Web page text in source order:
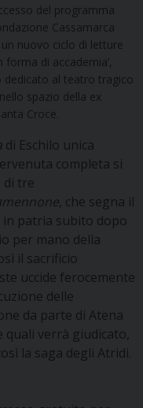
del programma
Cassamarca
nuovo ciclo di letture
forma di accademia’,
dedicato al teatro tragico
spazio della ex
Croce.
di Eschilo unica
completa si
di tre
, che segna il
patria subito dopo
per mano della
il sacrificio
uccide ferocemente
delle
da parte di Atena
quali verrà giudicato,
la saga degli Atridi.